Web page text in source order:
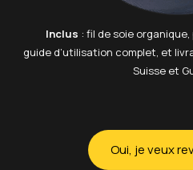
Inclus : fil de soie
guide d’utilisation complet, et
Suisse et
Oui, je veux